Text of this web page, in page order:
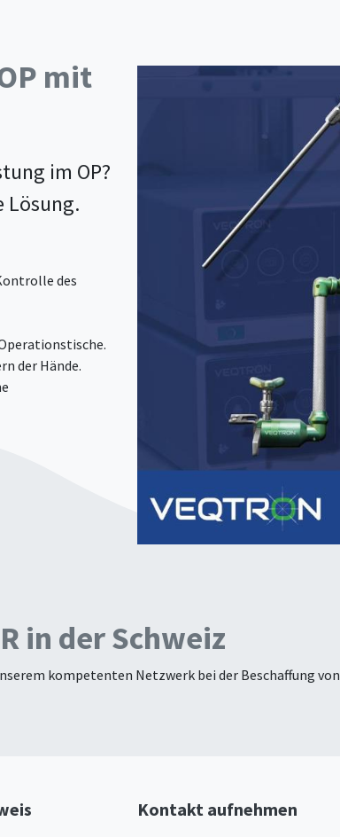
mit
im OP?
Lösung.
des
der Hände.
in der Schweiz
kompetenten Netzwerk bei der Beschaffung von
Kontakt aufnehmen